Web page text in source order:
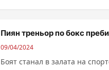
Пиян треньор по бокс
09/04/2024
Боят станал в залата на